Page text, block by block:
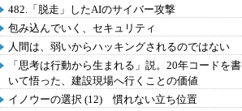
482.「脱走」したAIのサイバー攻撃
包み込んでいく、セキュリティ
人間は、弱いからハッキングされるのではない
「思考は行動から生まれる」説。20年コードを書
いて悟った、建設現場へ行くことの価値
イノウーの選択 (12) 慣れない立ち位置